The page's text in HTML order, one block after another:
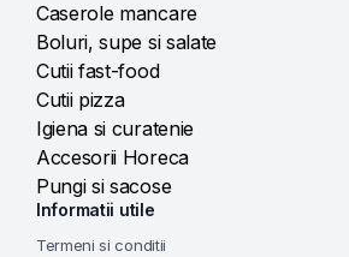
Caserole mancare
Boluri, supe si salate
Cutii fast-food
Cutii pizza
Igiena si curatenie
Accesorii Horeca
Pungi si sacose
Informatii utile
Termeni si conditii